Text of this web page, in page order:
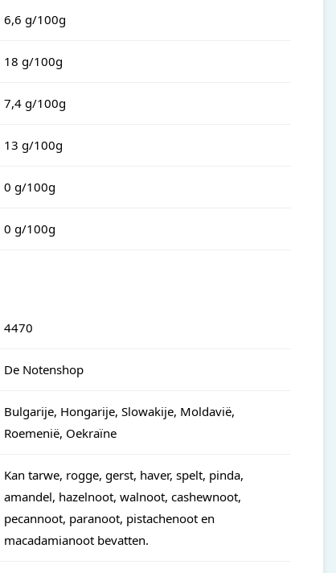
6,6 g/100g
18 g/100g
7,4 g/100g
13 g/100g
0 g/100g
0 g/100g
4470
De Notenshop
Bulgarije, Hongarije, Slowakije, Moldavië,
Roemenië, Oekraïne
Kan tarwe, rogge, gerst, haver, spelt, pinda,
amandel, hazelnoot, walnoot, cashewnoot,
pecannoot, paranoot, pistachenoot en
macadamianoot bevatten.